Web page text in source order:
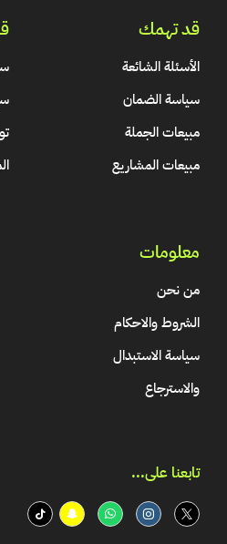
قد تهمك
الأسئلة الشائعة
سياسة الضمان
مبيعات الجملة
مبيعات المشاريع
معلومات
من نحن
الشروط والاحكام
سياسة الاستبدال
والاسترجاع
تابعنا على...​